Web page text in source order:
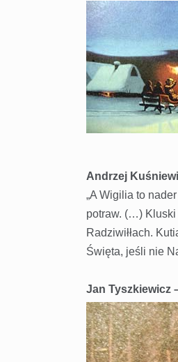
Andrzej
„A Wigilia to
potraw. (…) Kluski
Radziwiłłach.
Święta, jeśli nie
Jan Tyszkiewicz